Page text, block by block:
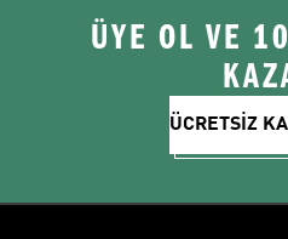
ÜYE OL VE
ÜCRETSİZ